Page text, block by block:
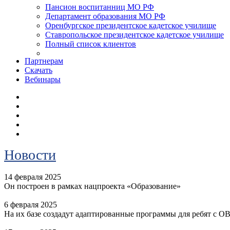
Пансион воспитанниц МО РФ
Департамент образования МО РФ
Оренбургское президентское кадетское училище
Ставропольское президентское кадетское училище
Полный список клиентов
Партнерам
Скачать
Вебинары
Новости
14 февраля 2025
Он построен в рамках нацпроекта «Образование»
6 февраля 2025
На их базе создадут адаптированные программы для ребят с